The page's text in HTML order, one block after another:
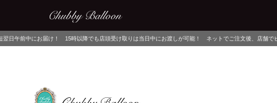
時以降でも店頭受け取りは当日中にお渡しが可能！ ネットでご注文後、店舗でピックアップするだけ！